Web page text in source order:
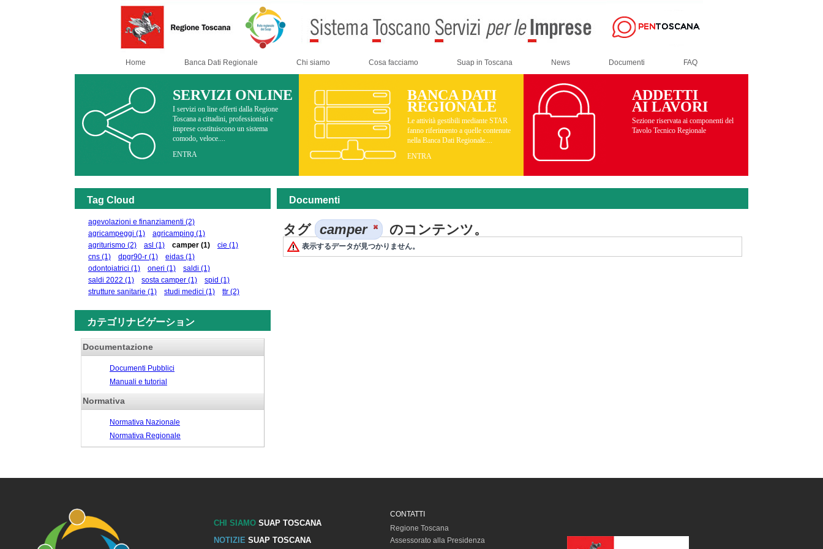
Home Banca Dati Regionale Chi siamo Cosa facciamo Suap in Toscana News Documenti FAQ
ADDETTI
AI LAVORI
Sezione riservata ai componenti del
Tavolo Tecnico Regionale
SERVIZI ONLINE
I servizi on line offerti dalla Regione
Toscana a cittadini, professionisti e
imprese costituiscono un sistema
comodo, veloce....
ENTRA
BANCA DATI
REGIONALE
Le attività gestibili mediante STAR
fanno riferimento a quelle contenute
nella Banca Dati Regionale....
ENTRA
Tag Cloud
agevolazioni e finanziamenti (2)
agricampeggi (1) agricamping (1)
agriturismo (2) asl (1) camper (1) cie (1)
cns (1) dpgr90-r (1) eidas (1)
odontoiatrici (1) oneri (1) saldi (1)
saldi 2022 (1) sosta camper (1) spid (1)
strutture sanitarie (1) studi medici (1) ttr (2)
カテゴリナビゲーション
Documentazione
Documenti Pubblici
Manuali e tutorial
Normativa
Normativa Nazionale
Normativa Regionale
Documenti
タグ camper のコンテンツ。
表示するデータが見つかりません。
CHI SIAMOSUAP TOSCANA
NOTIZIE SUAP TOSCANA
CONTATTI
Regione Toscana
Assessorato alla Presidenza